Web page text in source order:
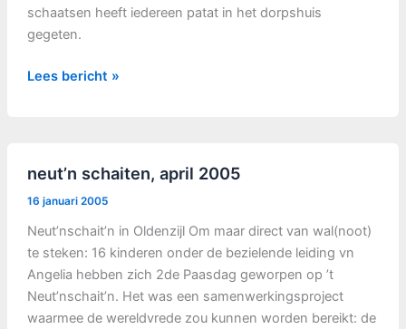
schaatsen heeft iedereen patat in het dorpshuis
gegeten.
Kardinge
Lees bericht »
neut’n schaiten, april 2005
16 januari 2005
Neut’nschait’n in Oldenzijl Om maar direct van wal(noot)
te steken: 16 kinderen onder de bezielende leiding vn
Angelia hebben zich 2de Paasdag geworpen op ’t
Neut’nschait’n. Het was een samenwerkingsproject
waarmee de wereldvrede zou kunnen worden bereikt: de